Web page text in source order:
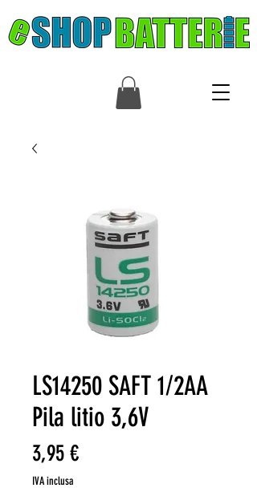
LS14250 SAFT 1/2AA
Pila litio 3,6V
3,95 €Prezzo
IVA inclusa